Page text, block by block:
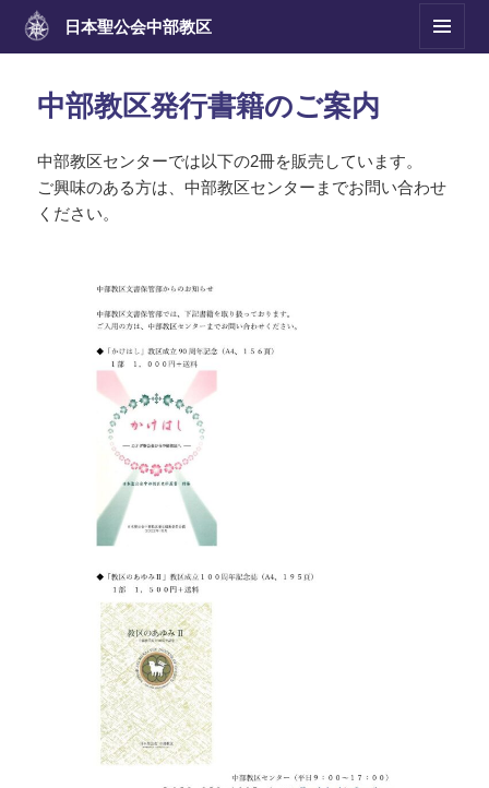
日本聖公会中部教区
メニュ
中部教区発行書籍のご案内
中部教区センターでは以下の2冊を販売しています。
ご興味のある方は、中部教区センターまでお問い合わせ
ください。